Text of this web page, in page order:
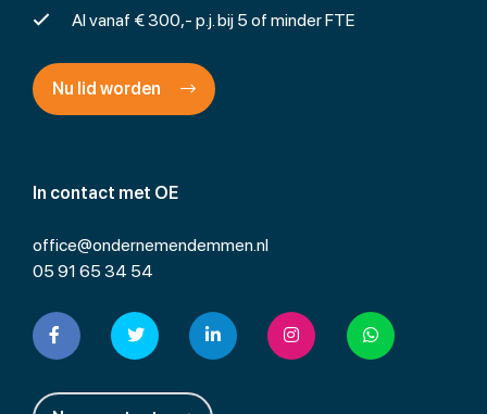
In contact met OE
office@ondernemendemmen.nl
05 91 65 34 54
Al vanaf € 300,- p.j. bij 5 of minder FTE
Nu lid worden